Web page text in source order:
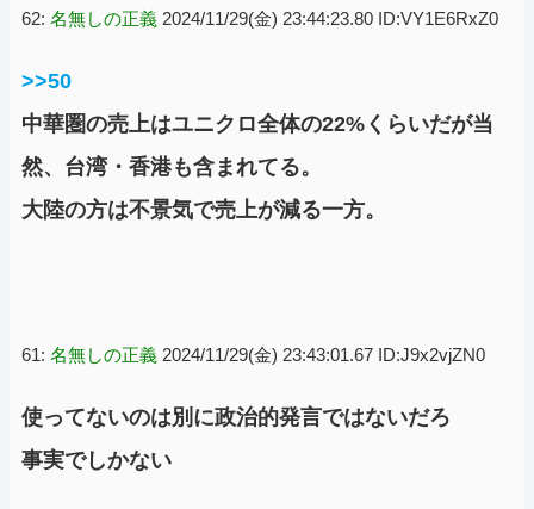
62: 名無しの正義 2024/11/29(金) 23:44:23.80 ID:VY1E6RxZ0
>>50
中華圏の売上はユニクロ全体の22%くらいだが当
然、台湾・香港も含まれてる。
大陸の方は不景気で売上が減る一方。
61: 名無しの正義 2024/11/29(金) 23:43:01.67 ID:J9x2vjZN0
使ってないのは別に政治的発言ではないだろ
事実でしかない